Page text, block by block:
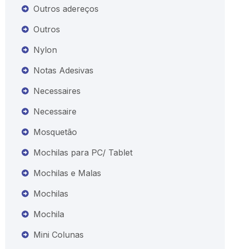
Outros adereços
Outros
Nylon
Notas Adesivas
Necessaires
Necessaire
Mosquetão
Mochilas para PC/ Tablet
Mochilas e Malas
Mochilas
Mochila
Mini Colunas